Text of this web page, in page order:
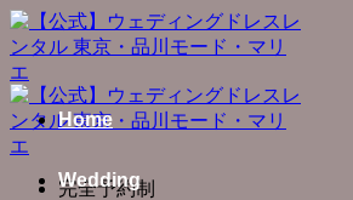
Skip
to
content
完全予約制
Home
Wedding